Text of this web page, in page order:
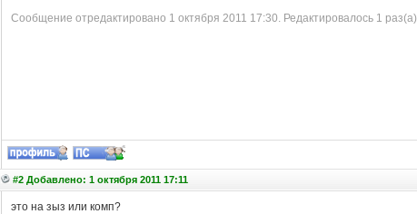
Сообщение отредактировано 1 октября 2011 17:30. Редактировалось 1 раз(а)
#2 Добавлено: 1 октября 2011 17:11
это на зыз или комп?